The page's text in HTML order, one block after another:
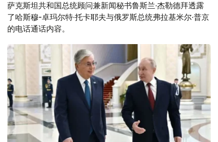
萨克斯坦共和国总统顾问兼新闻秘书鲁斯兰·杰勒德拜透露
了哈斯穆-卓玛尔特·托卡耶夫与俄罗斯总统弗拉基米尔·普京
的电话通话内容。